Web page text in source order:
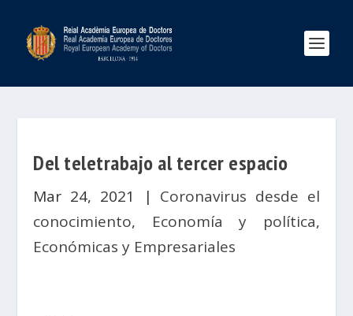
Del teletrabajo al tercer espacio
Mar 24, 2021 | Coronavirus desde el
conocimiento, Economía y política,
Económicas y Empresariales